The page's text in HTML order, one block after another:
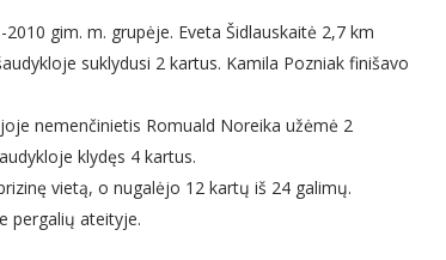
gim. m. grupėje. Eveta Šidlauskaitė 2,7 km
suklydusi 2 kartus. Kamila Pozniak finišavo
nemenčinietis Romuald Noreika užėmė 2
klydęs 4 kartus.
vietą, o nugalėjo 12 kartų iš 24 galimų.
pergalių ateityje.